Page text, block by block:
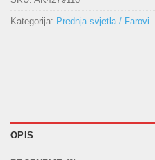
Kategorija: Prednja svjetla / Farovi
OPIS